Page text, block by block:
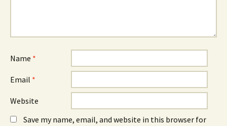
Name *
Email *
Website
Save my name, email, and website in this browser for